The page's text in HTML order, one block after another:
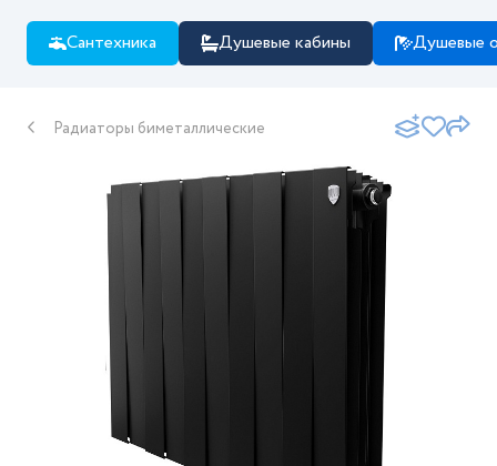
Сантехника Душевые кабины Душевые
Радиаторы биметаллические